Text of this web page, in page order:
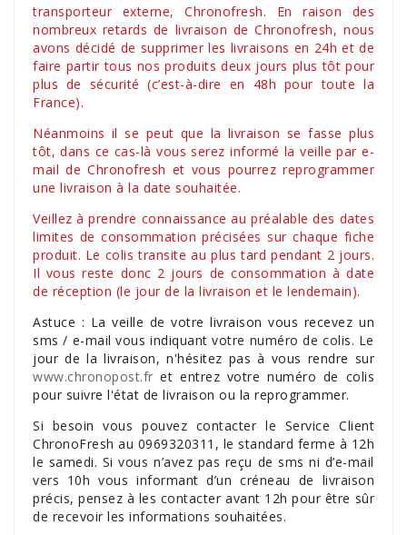
transporteur externe, Chronofresh. En raison des
nombreux retards de livraison de Chronofresh, nous
avons décidé de supprimer les livraisons en 24h et de
faire partir tous nos produits deux jours plus tôt pour
plus de sécurité (c’est-à-dire en 48h pour toute la
France).
Néanmoins il se peut que la livraison se fasse plus
tôt, dans ce cas-là vous serez informé la veille par e-
mail de Chronofresh et vous pourrez reprogrammer
une livraison à la date souhaitée.
Veillez à prendre connaissance au préalable des dates
limites de consommation précisées sur chaque fiche
produit. Le colis transite au plus tard pendant 2 jours.
Il vous reste donc 2 jours de consommation à date
de réception (le jour de la livraison et le lendemain).
Astuce : La veille de votre livraison vous recevez un
sms / e-mail vous indiquant votre numéro de colis. Le
jour de la livraison, n'hésitez pas à vous rendre sur
www.chronopost.fr et entrez votre numéro de colis
pour suivre l'état de livraison ou la reprogrammer.
Si besoin vous pouvez contacter le Service Client
ChronoFresh au 0969320311, le standard ferme à 12h
le samedi. Si vous n’avez pas reçu de sms ni d’e-mail
vers 10h vous informant d’un créneau de livraison
précis, pensez à les contacter avant 12h pour être sûr
de recevoir les informations souhaitées.